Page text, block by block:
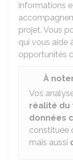
informations
projet. Vous
qui vous aide
opportunités
À
Vos
réalité du
données
constituée
mais aussi